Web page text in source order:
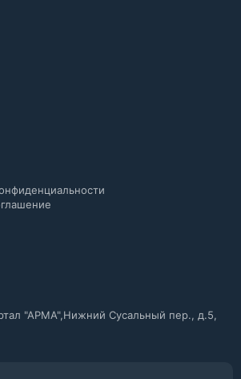
"АРМА",Нижний Сусальный пер., д.5,